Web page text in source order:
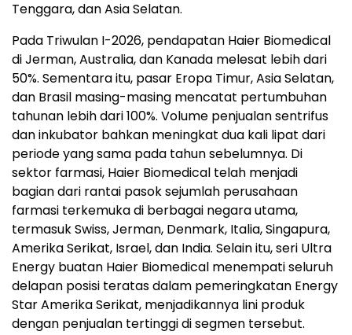
Tenggara, dan Asia Selatan.
Pada Triwulan I-2026, pendapatan Haier Biomedical
di Jerman, Australia, dan Kanada melesat lebih dari
50%. Sementara itu, pasar Eropa Timur, Asia Selatan,
dan Brasil masing-masing mencatat pertumbuhan
tahunan lebih dari 100%. Volume penjualan sentrifus
dan inkubator bahkan meningkat dua kali lipat dari
periode yang sama pada tahun sebelumnya. Di
sektor farmasi, Haier Biomedical telah menjadi
bagian dari rantai pasok sejumlah perusahaan
farmasi terkemuka di berbagai negara utama,
termasuk Swiss, Jerman, Denmark, Italia, Singapura,
Amerika Serikat, Israel, dan India. Selain itu, seri Ultra
Energy buatan Haier Biomedical menempati seluruh
delapan posisi teratas dalam pemeringkatan Energy
Star Amerika Serikat, menjadikannya lini produk
dengan penjualan tertinggi di segmen tersebut.